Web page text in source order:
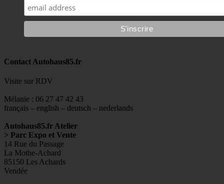
Contact Autohaus85.fr
Visite sur RDV
Mélanie : 06 27 47 42 43
français – english – deutsch – nederlands
Autohaus85.fr Atelier
> Parc Expo et Vente
14 Rue du Passage
La Mothe-Achard
85150 Les Achards
Vendée